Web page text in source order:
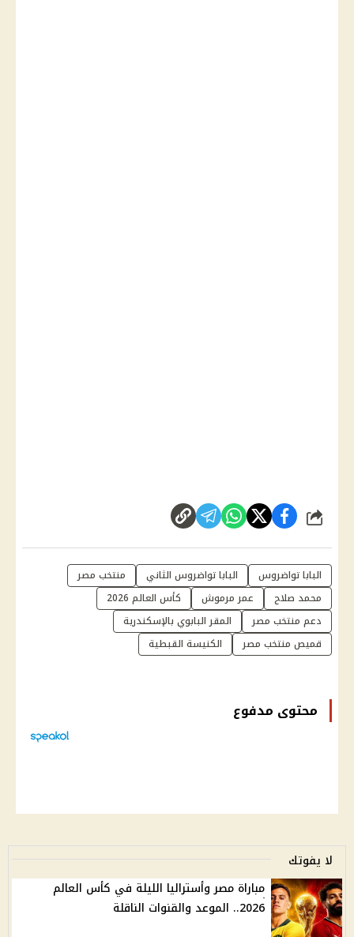
شارك
البابا تواضروس البابا تواضروس الثاني
منتخب مصر
محمد صلاح
عمر مرموش
كأس العالم 2026
دعم منتخب مصر
المقر البابوي بالإسكندرية
قميص منتخب مصر
الكنيسة القبطية
محتوى مدفوع
لا يفوتك
مباراة مصر وأستراليا الليلة في كأس العالم
2026.. الموعد والقنوات الناقلة